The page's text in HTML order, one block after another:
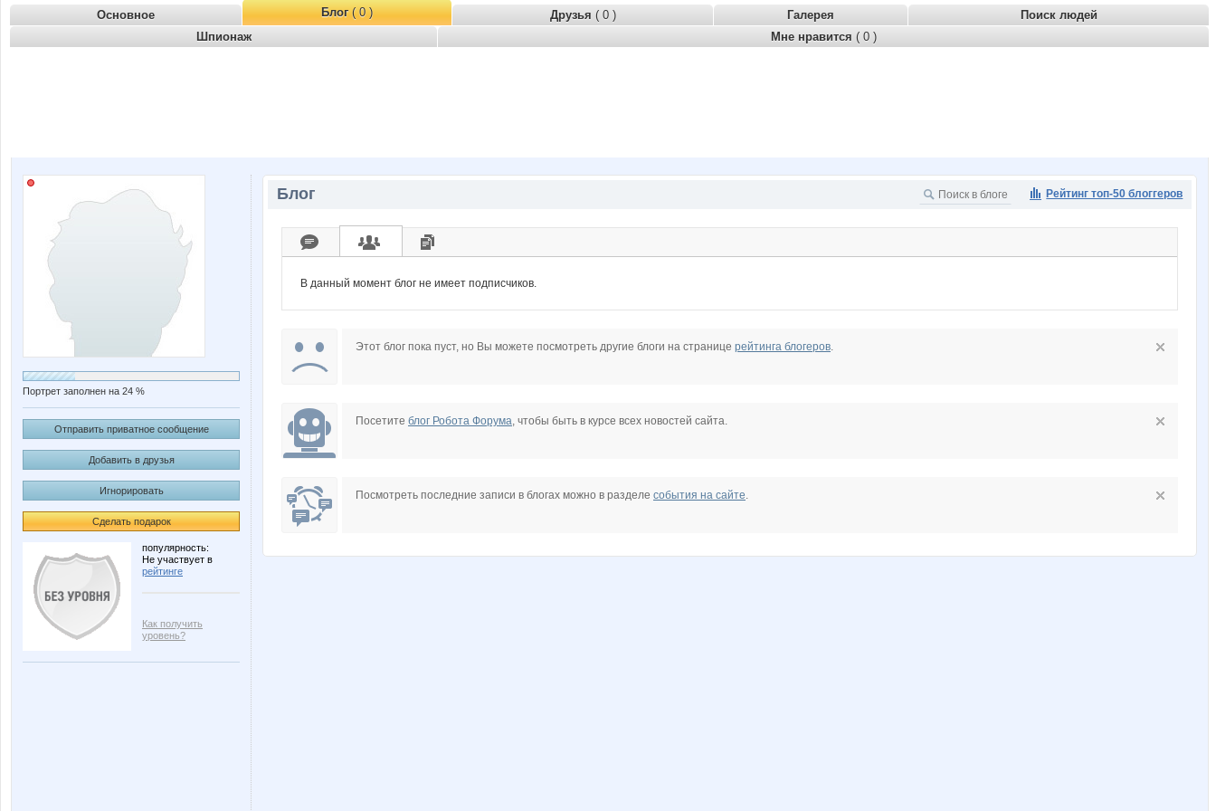
Основное Блог( 0 ) Друзья ( 0 ) Галерея
Поиск людей
Шпионаж
Мне нравится ( 0 )
Портрет заполнен на 24 %
Отправить приватное сообщение
Добавить в друзья
Игнорировать
Сделать подарок
популярность:
Не участвует в
рейтинге
Как получить
уровень?
Рейтинг топ-50 блоггеров
Блог
В данный момент блог не имеет подписчиков.
Этот блог пока пуст, но Вы можете посмотреть другие блоги на странице рейтинга блогеров.
Посетите блог Робота Форума, чтобы быть в курсе всех новостей сайта.
Посмотреть последние записи в блогах можно в разделе события на сайте.